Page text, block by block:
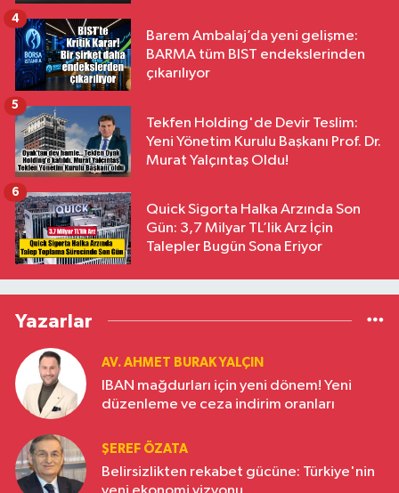
Barem Ambalaj’da yeni gelişme:
BARMA tüm BIST endekslerinden
çıkarılıyor
4
Tekfen Holding'de Devir Teslim:
Yeni Yönetim Kurulu Başkanı Prof. Dr.
Murat Yalçıntaş Oldu!
5
Quick Sigorta Halka Arzında Son
Gün: 3,7 Milyar TL’lik Arz İçin
Talepler Bugün Sona Eriyor
6
Yazarlar
AV. AHMET BURAK YALÇIN
IBAN mağdurları için yeni dönem! Yeni
düzenleme ve ceza indirim oranları
ŞEREF ÖZATA
Belirsizlikten rekabet gücüne: Türkiye'nin